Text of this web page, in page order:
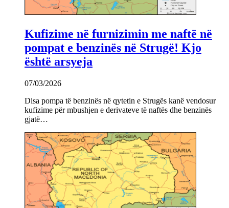
Kufizime në furnizimin me naftë në
pompat e benzinës në Strugë! Kjo
është arsyeja
07/03/2026
Disa pompa të benzinës në qytetin e Strugës kanë vendosur
kufizime për mbushjen e derivateve të naftës dhe benzinës
gjatë…